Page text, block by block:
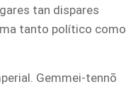
tan dispares
tanto político como
Gemmei-tennō